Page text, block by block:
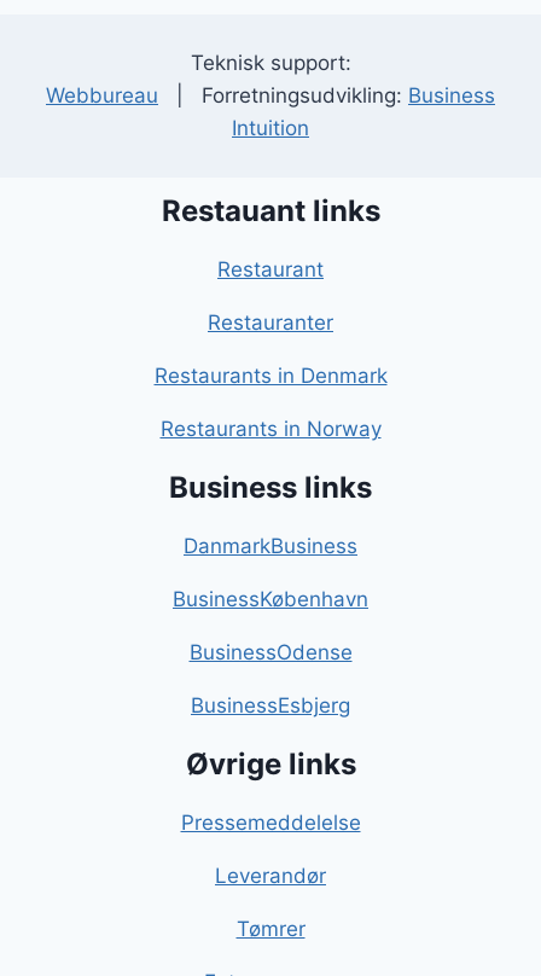
Teknisk support:
Webbureau | Forretningsudvikling: Business
Intuition
Restauant links
Restaurant
Restauranter
Restaurants in Denmark
Restaurants in Norway
Business links
DanmarkBusiness
BusinessKøbenhavn
BusinessOdense
BusinessEsbjerg
Øvrige links
Pressemeddelelse
Leverandør
Tømrer